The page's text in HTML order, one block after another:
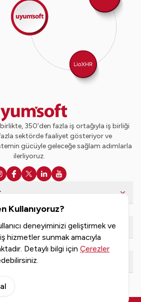
Kullanıyoruz?
deneyiminizi geliştirmek ve
hizmetler sunmak amacıyla
Detaylı bilgi için Çerezler
birlikte, 350'den fazla iş ortağıyla iş birliği
sektörde faaliyet gösteriyor ve
gücüyle geleceğe sağlam adımlarla
ilerliyoruz.